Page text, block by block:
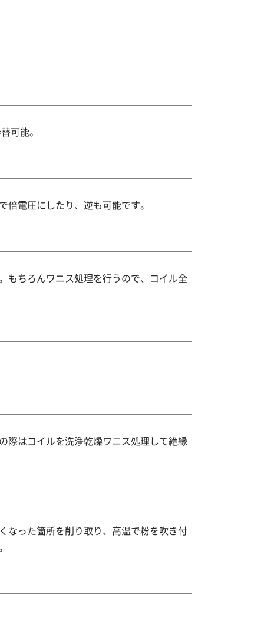
可能。
電圧にしたり、逆も可能です。
もちろんワニス処理を行うので、コイル全
際はコイルを洗浄乾燥ワニス処理して絶縁
なった箇所を削り取り、高温で粉を吹き付